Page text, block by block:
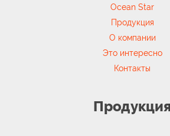
Ocean Star
Продукция
О компании
Это интересно
Контакты
Продукция